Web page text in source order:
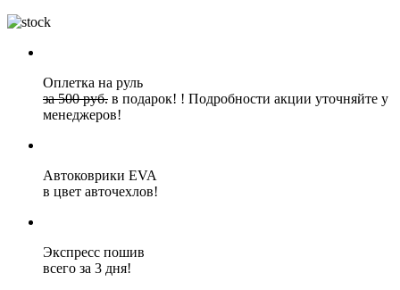
Оплетка на руль
за 500 руб. в подарок! ! Подробности акции уточняйте у
менеджеров!
Автоковрики EVA
в цвет авточехлов!
Экспресс пошив
всего за 3 дня!